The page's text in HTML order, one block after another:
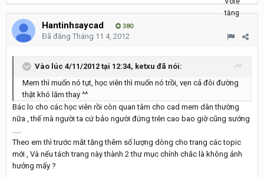
Hantinhsaycad 380
Đã đăng Tháng 11 4, 2012
Vào lúc 4/11/2012 tại 12:34, ketxu đã nói:
Mem thì muốn nó tụt, học viên thì muốn nó trồi, vẹn cả đôi đường
thật khó lắm thay ^^
Bác lo cho các học viên rồi còn quan tâm cho cad mem dân thường
nữa , thế mà người ta cứ bảo người đứng trên cao bao giờ cũng sướng
.....
Theo em thì trước mắt tăng thêm số lượng dòng cho trang các topic
mới , Và nếu tách trang này thành 2 thư mục chính chắc là không ảnh
hưởng mấy ?